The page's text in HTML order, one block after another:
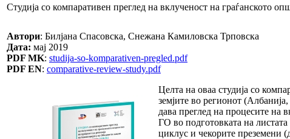
Студија со компаративен преглед на вклученост на граѓанското
Aвтори: Билјана Спасовска, Снежана Камиловска Трповска
Дата: мај 2019
PDF MK: studija-so-komparativen-pregled.pdf
PDF EN: comparative-review-study.pdf
Целта на оваа студија со
земјите во регионот
дава преглед на процесите на
ГО во подготовката на
циклус и чекорите преземени